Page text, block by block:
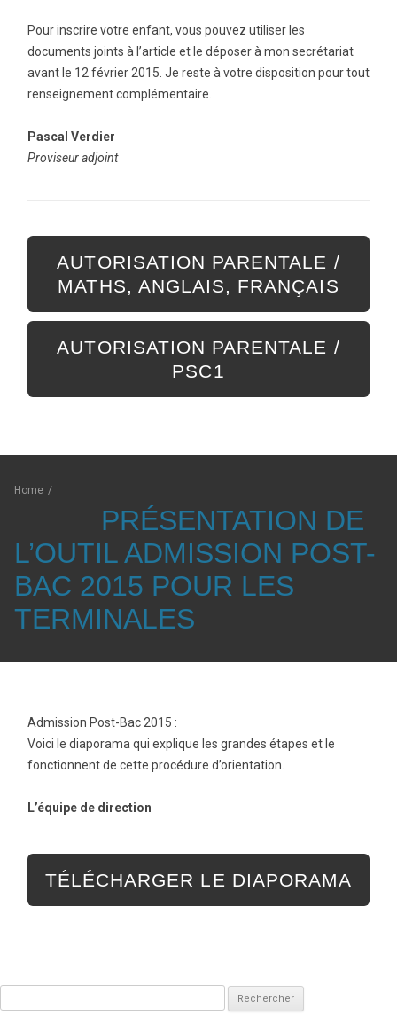
Pour inscrire votre enfant, vous pouvez utiliser les
documents joints à l’article et le déposer à mon secrétariat
avant le 12 février 2015. Je reste à votre disposition pour tout
renseignement complémentaire.
Pascal Verdier
Proviseur adjoint
AUTORISATION PARENTALE /
MATHS, ANGLAIS, FRANÇAIS
AUTORISATION PARENTALE /
PSC1
Home /
PRÉSENTATION DE
L’OUTIL ADMISSION POST-
BAC 2015 POUR LES
TERMINALES
Admission Post-Bac 2015 :
Voici le diaporama qui explique les grandes étapes et le
fonctionnent de cette procédure d’orientation.
L’équipe de direction
TÉLÉCHARGER LE DIAPORAMA